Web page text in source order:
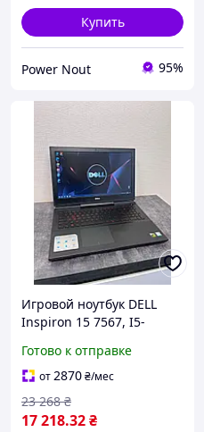
Купить
Power Nout 95%
Игровой ноутбук DELL
Inspiron 15 7567, I5-
+ HDD 1000 + Nvidia
GeForce GTX 1050Ti, б/у
Готово к отправке
от2870₴/мес
17 218.32₴
23 268 ₴